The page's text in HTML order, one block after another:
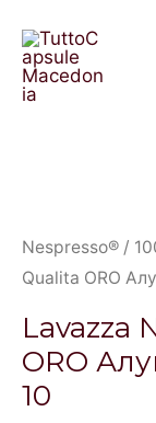
content
Nespresso® /
Qualita ORO
Lavazza
ORO
10
ORO
Алуминиумски
10
quantity
ORO
Алуминиумски
Капсули